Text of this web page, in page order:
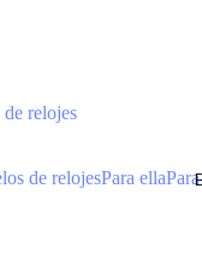
de relojes
de relojesPara ellaPara